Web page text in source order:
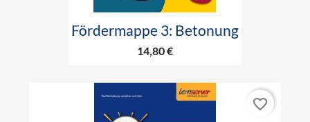
Fördermappe 3: Betonung
14,80 €
favorite_border